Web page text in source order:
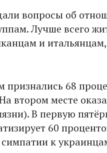
вопросы об
Лучше всего
и
признались 68
втором месте
В первую
60
к